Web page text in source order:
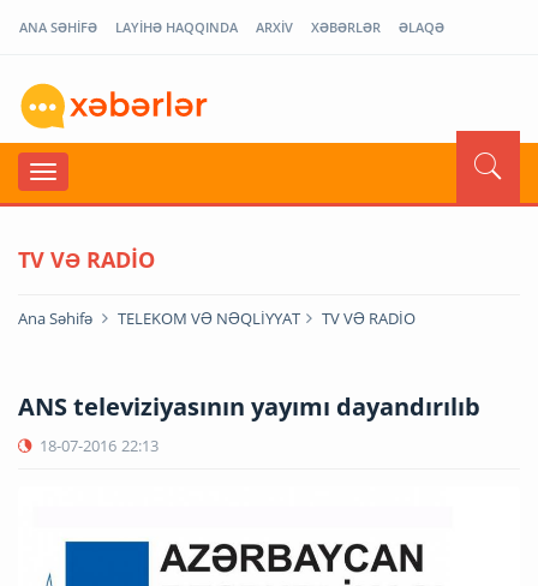
ANA SƏHİFƏ LAYİHƏ HAQQINDA ARXİV XƏBƏRLƏR ƏLAQƏ
TV VƏ RADİO
Ana Səhifə TELEKOM VƏ NƏQLİYYAT TV VƏ RADİO
ANS televiziyasının yayımı dayandırılıb
18-07-2016 22:13